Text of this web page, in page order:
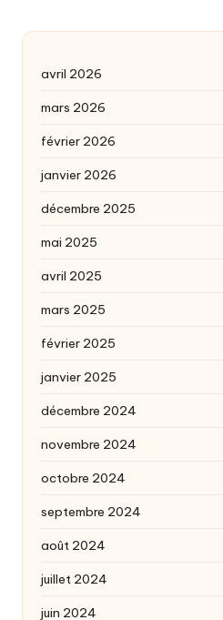
avril 2026
mars 2026
février 2026
janvier 2026
décembre 2025
mai 2025
avril 2025
mars 2025
février 2025
janvier 2025
décembre 2024
novembre 2024
octobre 2024
septembre 2024
août 2024
juillet 2024
juin 2024